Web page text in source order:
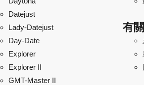
Datejust
Lady-Datejust
Day-Date
Explorer
Explorer II
GMT-Master II
有